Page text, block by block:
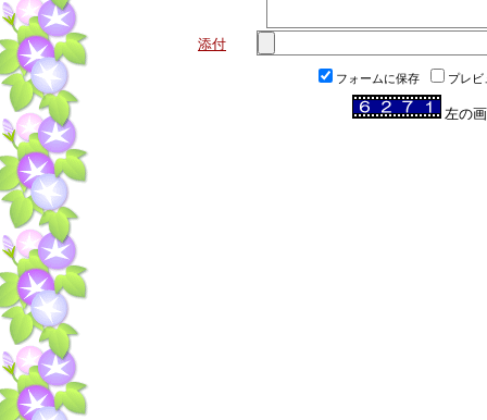
添付
フォームに保存 プレビ
左の